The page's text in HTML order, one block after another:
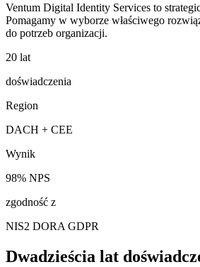
Ventum Digital Identity Services to
Pomagamy w wyborze właściwego
do potrzeb organizacji.
20 lat
doświadczenia
Region
DACH + CEE
Wynik
98% NPS
zgodność z
NIS2 DORA GDPR
Dwadzieścia lat